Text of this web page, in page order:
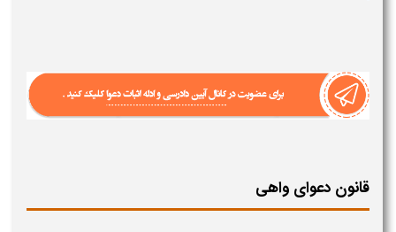
قانون دعوای واهی